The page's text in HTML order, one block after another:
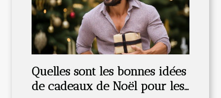
Quelles sont les bonnes idées
de cadeaux de Noël pour les